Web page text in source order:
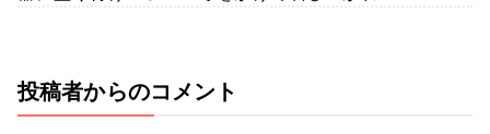
投稿者からのコメント